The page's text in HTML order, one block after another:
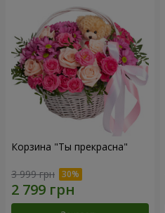
Корзина "Ты прекрасна"
3 999 грн